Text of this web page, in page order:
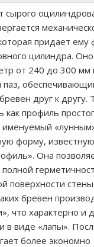
сырого
придает ему
цилиндра.
от 240 до 300 мм
друг к другу.
профиль
именуемый
форму,
Она
полной
поверхности
бревен
что характерно и
в виде «лапы».
более экономно